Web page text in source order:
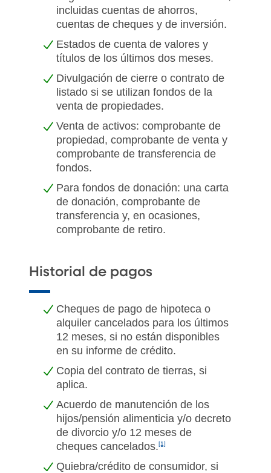
incluidas cuentas de ahorros,
cuentas de cheques y de inversión.
Estados de cuenta de valores y
títulos de los últimos dos meses.
Divulgación de cierre o contrato de
listado si se utilizan fondos de la
venta de propiedades.
Venta de activos: comprobante de
propiedad, comprobante de venta y
comprobante de transferencia de
fondos.
Para fondos de donación: una carta
de donación, comprobante de
transferencia y, en ocasiones,
comprobante de retiro.
Historial de pagos
Cheques de pago de hipoteca o
alquiler cancelados para los últimos
12 meses, si no están disponibles
en su informe de crédito.
Copia del contrato de tierras, si
aplica.
Acuerdo de manutención de los
hijos/pensión alimenticia y/o decreto
de divorcio y/o 12 meses de
cheques cancelados.[1]
Quiebra/crédito de consumidor, si